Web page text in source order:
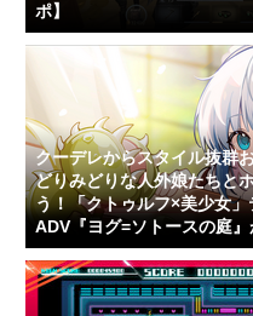
ポ】
クーデレからスタイル抜群
どりみどりな人外娘たちと
う！「クトゥルフ×美少女」
ADV『ヨグ=ソトースの庭